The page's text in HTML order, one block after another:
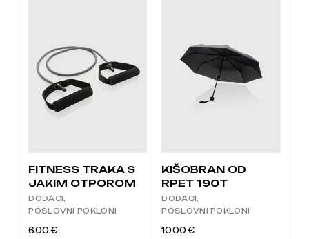
FITNESS TRAKA S
JAKIM OTPOROM
DODACI
POSLOVNI POKLONI
6.00€
KIŠOBRAN OD
RPET 190T
DODACI
POSLOVNI POKLONI
10.00€